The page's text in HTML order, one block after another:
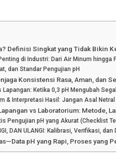
Definisi Singkat yang Tidak Bikin
di Industri: Dari Air Minum hingga
dan Standar Pengujian pH
Konsistensi Rasa, Aman, dan
Lapangan: Ketika 0,3 pH Mengubah
& Interpretasi Hasil: Jangan Asal Netral
vs Laboratorium: Metode,
Pengujian pH yang Akurat (Checklist
DAN ULANGI: Kalibrasi, Verifikasi,
pH yang Rapi, Proses yang